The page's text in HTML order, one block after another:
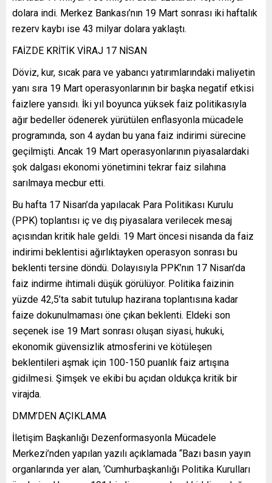
dolara indi. Merkez Bankası’nın 19 Mart sonrası iki haftalık
rezerv kaybı ise 43 milyar dolara yaklaştı.
FAİZDE KRİTİK VİRAJ 17 NİSAN
Döviz, kur, sıcak para ve yabancı yatırımlarındaki maliyetin
yanı sıra 19 Mart operasyonlarının bir başka negatif etkisi
faizlere yansıdı. İki yıl boyunca yüksek faiz politikasıyla
ağır bedeller ödenerek yürütülen enflasyonla mücadele
programında, son 4 aydan bu yana faiz indirimi sürecine
geçilmişti. Ancak 19 Mart operasyonlarının piyasalardaki
şok dalgası ekonomi yönetimini tekrar faiz silahına
sarılmaya mecbur etti.
Bu hafta 17 Nisan’da yapılacak Para Politikası Kurulu
(PPK) toplantısı iç ve dış piyasalara verilecek mesaj
açısından kritik hale geldi. 19 Mart öncesi nisanda da faiz
indirimi beklentisi ağırlıktayken operasyon sonrası bu
beklenti tersine döndü. Dolayısıyla PPK’nın 17 Nisan’da
faiz indirme ihtimali düşük görülüyor. Politika faizinin
yüzde 42,5’ta sabit tutulup hazirana toplantısına kadar
faize dokunulmaması öne çıkan beklenti. Eldeki son
seçenek ise 19 Mart sonrası oluşan siyasi, hukuki,
ekonomik güvensizlik atmosferini ve kötüleşen
beklentileri aşmak için 100-150 puanlık faiz artışına
gidilmesi. Şimşek ve ekibi bu açıdan oldukça kritik bir
virajda.
DMM’DEN AÇIKLAMA
İletişim Başkanlığı Dezenformasyonla Mücadele
Merkezi’nden yapılan yazılı açıklamada “Bazı basın yayın
organlarında yer alan, ‘Cumhurbaşkanlığı Politika Kurulları